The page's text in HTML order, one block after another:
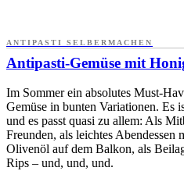
ANTIPASTI SELBERMACHEN
Antipasti-Gemüse mit
Im Sommer ein absolutes Must-
Gemüse in bunten Variationen. Es
und es passt quasi zu allem: Als
Freunden, als leichtes Abendessen
Olivenöl auf dem Balkon, als
Rips – und, und, und.